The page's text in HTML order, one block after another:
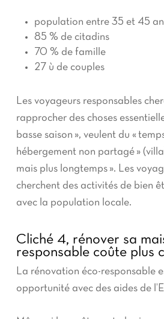
population entre 35 et 45
85 % de citadins
70 % de famille
27 ù de couples
Les voyageurs responsables
rapprocher des choses
basse saison », veulent du «
hébergement non partagé »
mais plus longtemps ». Les
cherchent des activités de bien
avec la population locale.
Cliché 4, rénover sa
responsable coûte plus
La rénovation éco-responsable
opportunité avec des aides de